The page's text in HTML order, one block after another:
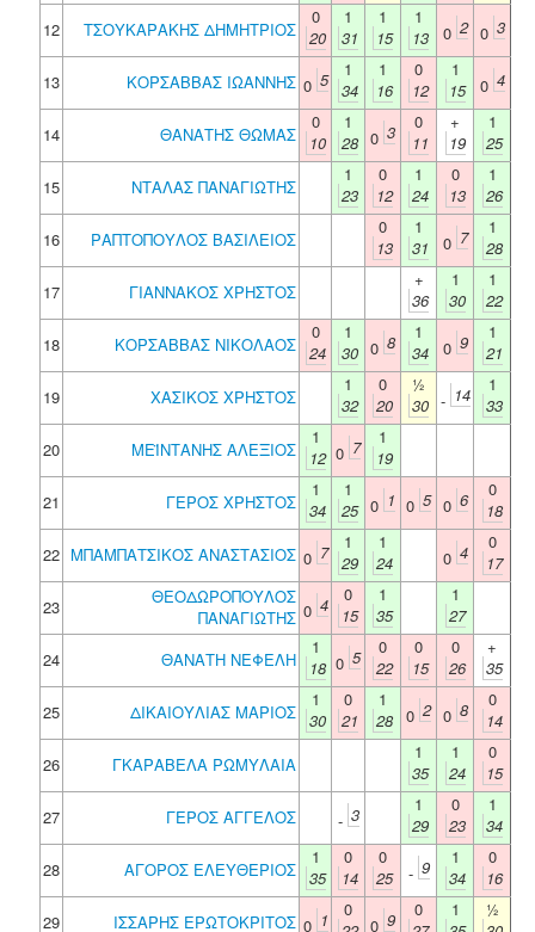
12 ΤΣΟΥΚΑΡΑΚΗΣ ΔΗΜΗΤΡΙΟΣ
0
20
1
31
1
15
1
13
0 2 0 3
13 ΚΟΡΣΑΒΒΑΣ ΙΩΑΝΝΗΣ 0 5
1
34
1
16
0
12
1
15
0 4
14 ΘΑΝΑΤΗΣ ΘΩΜΑΣ
0
10
1
28 0 3
0
11
+
19
1
25
15
ΝΤΑΛΑΣ ΠΑΝΑΓΙΩΤΗΣ
1
23
0
12
1
24
0
13
1
26
16
ΡΑΠΤΟΠΟΥΛΟΣ ΒΑΣΙΛΕΙΟΣ
0
13
1
31
0 7
1
28
17
ΓΙΑΝΝΑΚΟΣ ΧΡΗΣΤΟΣ
+
36
1
30
1
22
18
ΚΟΡΣΑΒΒΑΣ ΝΙΚΟΛΑΟΣ
0
24
1
30 0 8
1
34
0 9
1
21
19
ΧΑΣΙΚΟΣ ΧΡΗΣΤΟΣ
1
32
0
20
½
30 - 14
1
33
20
ΜΕΪΝΤΑΝΗΣ ΑΛΕΞΙΟΣ
1
12 0 7
1
19
21
ΓΕΡΟΣ ΧΡΗΣΤΟΣ
1
34
1
25 0 1 0 5 0 6
0
18
22 ΜΠΑΜΠΑΤΣΙΚΟΣ ΑΝΑΣΤΑΣΙΟΣ 0 7
1
29
1
24
0 4
0
17
23
ΘΕΟΔΩΡΟΠΟΥΛΟΣ
ΠΑΝΑΓΙΩΤΗΣ 0 4
0
15
1
35
1
27
24
ΘΑΝΑΤΗ ΝΕΦΕΛΗ
1
18 0 5
0
22
0
15
0
26
+
35
25
ΔΙΚΑΙΟΥΛΙΑΣ ΜΑΡΙΟΣ
1
30
0
21
1
28 0 2 0 8
0
14
26
ΓΚΑΡΑΒΕΛΑ ΡΩΜΥΛΑΙΑ
1
35
1
24
0
15
27
ΓΕΡΟΣ ΑΓΓΕΛΟΣ - 3
1
29
0
23
1
34
28
ΑΓΟΡΟΣ ΕΛΕΥΘΕΡΙΟΣ
1
35
0
14
0
25
- 9
1
34
0
16
29
ΙΣΣΑΡΗΣ ΕΡΩΤΟΚΡΙΤΟΣ 0 1
0
0 9
0
1
½